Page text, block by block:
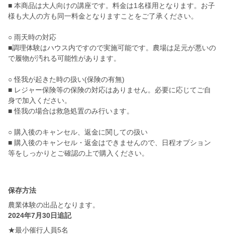
■ 本商品は大人向けの講座です。料金は1名様用となります。お子
様も大人の方も同一料金となりますことをご了承ください。
○ 雨天時の対応
■調理体験はハウス内ですので実施可能です。農場は足元が悪いの
で履物が汚れる可能性があります。
○ 怪我が起きた時の扱い(保険の有無)
■ レジャー保険等の保険の対応はありません。必要に応じてご自
身で加入ください。
■ 怪我の場合は救急処置のみ行います。
○ 購入後のキャンセル、返金に関しての扱い
■ 購入後のキャンセル・返金はできませんので、日程オプション
等をしっかりとご確認の上で購入ください。
保存方法
農業体験の出品となります。
2024年7月30日追記
★最小催行人員5名